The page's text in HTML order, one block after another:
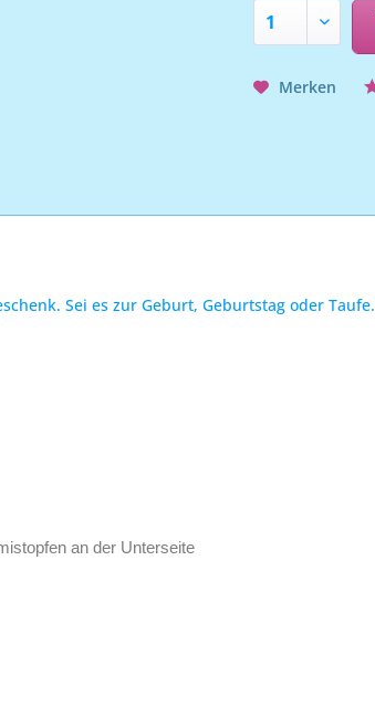
Merken
Sei es zur Geburt, Geburtstag oder
an der Unterseite